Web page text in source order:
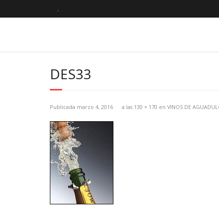
.
DES33
Publicada marzo 4, 2016 a las 130 × 170 en VINOS DE